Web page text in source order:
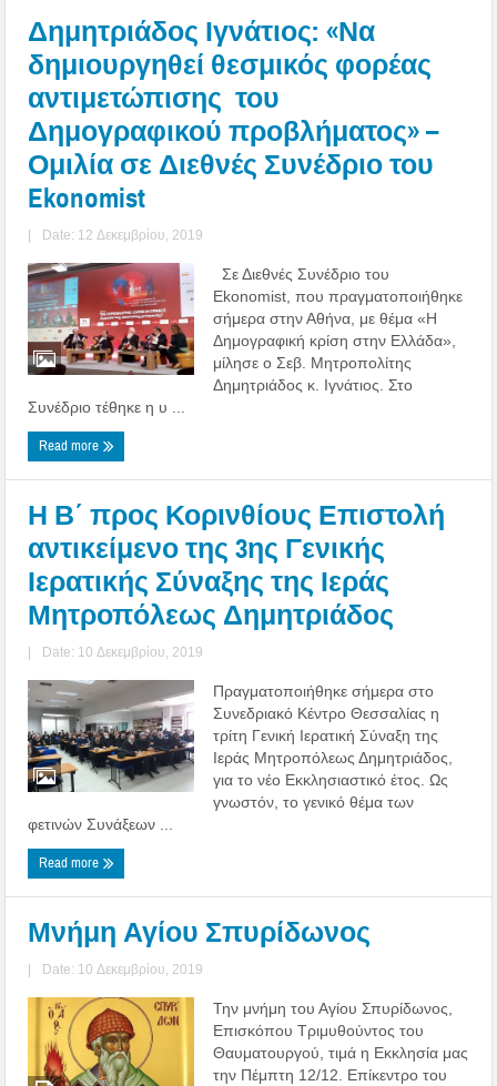
Δημητριάδος Ιγνάτιος: «Να
δημιουργηθεί θεσμικός φορέας
αντιμετώπισης του
Δημογραφικού προβλήματος» –
Ομιλία σε Διεθνές Συνέδριο του
Ekonomist
| Date: 12 Δεκεμβρίου, 2019
Σε Διεθνές Συνέδριο του
Ekonomist, που πραγματοποιήθηκε
σήμερα στην Αθήνα, με θέμα «Η
Δημογραφική κρίση στην Ελλάδα»,
μίλησε ο Σεβ. Μητροπολίτης
Δημητριάδος κ. Ιγνάτιος. Στο
Συνέδριο τέθηκε η υ ...
Read more
Η Β΄ προς Κορινθίους Επιστολή
αντικείμενο της 3ης Γενικής
Ιερατικής Σύναξης της Ιεράς
Μητροπόλεως Δημητριάδος
| Date: 10 Δεκεμβρίου, 2019
Πραγματοποιήθηκε σήμερα στο
Συνεδριακό Κέντρο Θεσσαλίας η
τρίτη Γενική Ιερατική Σύναξη της
Ιεράς Μητροπόλεως Δημητριάδος,
για το νέο Εκκλησιαστικό έτος. Ως
γνωστόν, το γενικό θέμα των
φετινών Συνάξεων ...
Read more
Μνήμη Αγίου Σπυρίδωνος
| Date: 10 Δεκεμβρίου, 2019
Την μνήμη του Αγίου Σπυρίδωνος,
Επισκόπου Τριμυθούντος του
Θαυματουργού, τιμά η Εκκλησία μας
την Πέμπτη 12/12. Επίκεντρο του